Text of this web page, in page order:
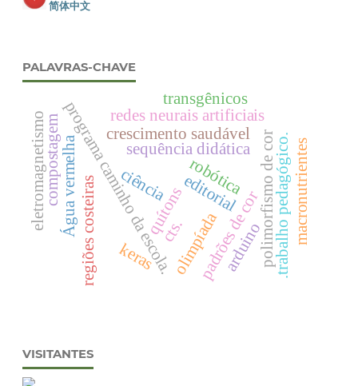
简体中文
PALAVRAS-CHAVE
editorial
olimpíada
programa caminho da escola. padrões de corpolimorfismo de cor
quítons
regiões costeiras robótica
redes neurais artificiais
keras
crescimento saudável
sequência didática
transgênicos
cts.
Água vermelha
compostagem
eletromagnetismo .trabalho pedagógico.
ciência macronutrientes
arduino
VISITANTES